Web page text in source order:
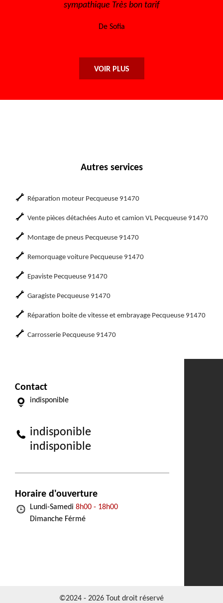
sympathique Très bon tarif
De Sofia
VOIR PLUS
Autres services
Réparation moteur Pecqueuse 91470
Vente pièces détachées Auto et camion VL Pecqueuse 91470
Montage de pneus Pecqueuse 91470
Remorquage voiture Pecqueuse 91470
Epaviste Pecqueuse 91470
Garagiste Pecqueuse 91470
Réparation boite de vitesse et embrayage Pecqueuse 91470
Carrosserie Pecqueuse 91470
Contact
indisponible
indisponible
indisponible
Horaire d'ouverture
Lundi-Samedi 8h00 - 18h00
Dimanche Férmé
©2024 - 2026 Tout droit réservé